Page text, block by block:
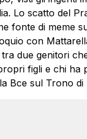
Lo scatto del
fonte di meme
con
due genitori
figli e chi ha
Bce sul Trono di